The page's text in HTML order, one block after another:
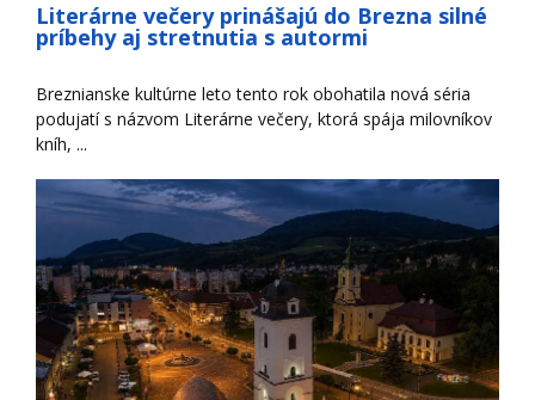
Literárne večery prinášajú do Brezna silné
príbehy aj stretnutia s autormi
Breznianske kultúrne leto tento rok obohatila nová séria
podujatí s názvom Literárne večery, ktorá spája milovníkov
kníh, ...